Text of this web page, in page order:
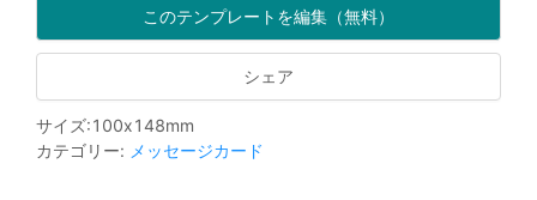
このテンプレートを編集（無料）
シェア
サイズ:100x148mm
カテゴリー: メッセージカード